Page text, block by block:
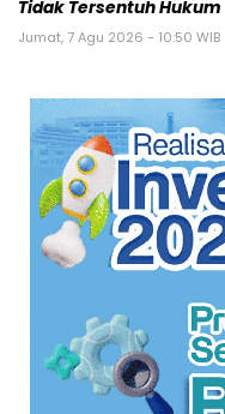
Tidak Tersentuh Hukum
Jumat, 7 Agu 2026 - 10:50 WIB